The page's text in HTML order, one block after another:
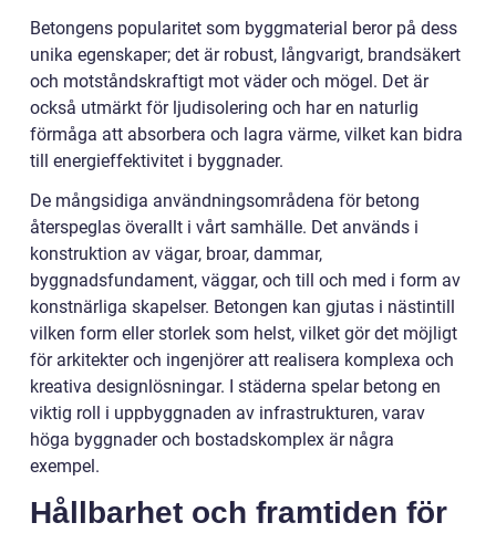
Betongens popularitet som byggmaterial beror på dess
unika egenskaper; det är robust, långvarigt, brandsäkert
och motståndskraftigt mot väder och mögel. Det är
också utmärkt för ljudisolering och har en naturlig
förmåga att absorbera och lagra värme, vilket kan bidra
till energieffektivitet i byggnader.
De mångsidiga användningsområdena för betong
återspeglas överallt i vårt samhälle. Det används i
konstruktion av vägar, broar, dammar,
byggnadsfundament, väggar, och till och med i form av
konstnärliga skapelser. Betongen kan gjutas i nästintill
vilken form eller storlek som helst, vilket gör det möjligt
för arkitekter och ingenjörer att realisera komplexa och
kreativa designlösningar. I städerna spelar betong en
viktig roll i uppbyggnaden av infrastrukturen, varav
höga byggnader och bostadskomplex är några
exempel.
Hållbarhet och framtiden för